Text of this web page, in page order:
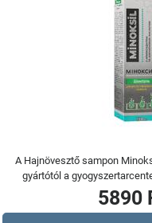
A Hajnövesztő sampon
gyártótól a
5890